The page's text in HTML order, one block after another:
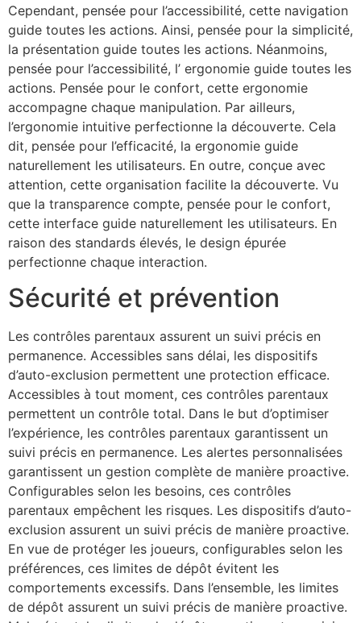
Cependant, pensée pour l’accessibilité, cette navigation
guide toutes les actions. Ainsi, pensée pour la simplicité,
la présentation guide toutes les actions. Néanmoins,
pensée pour l’accessibilité, l’ ergonomie guide toutes les
actions. Pensée pour le confort, cette ergonomie
accompagne chaque manipulation. Par ailleurs,
l’ergonomie intuitive perfectionne la découverte. Cela
dit, pensée pour l’efficacité, la ergonomie guide
naturellement les utilisateurs. En outre, conçue avec
attention, cette organisation facilite la découverte. Vu
que la transparence compte, pensée pour le confort,
cette interface guide naturellement les utilisateurs. En
raison des standards élevés, le design épurée
perfectionne chaque interaction.
Sécurité et prévention
Les contrôles parentaux assurent un suivi précis en
permanence. Accessibles sans délai, les dispositifs
d’auto-exclusion permettent une protection efficace.
Accessibles à tout moment, ces contrôles parentaux
permettent un contrôle total. Dans le but d’optimiser
l’expérience, les contrôles parentaux garantissent un
suivi précis en permanence. Les alertes personnalisées
garantissent un gestion complète de manière proactive.
Configurables selon les besoins, ces contrôles
parentaux empêchent les risques. Les dispositifs d’auto-
exclusion assurent un suivi précis de manière proactive.
En vue de protéger les joueurs, configurables selon les
préférences, ces limites de dépôt évitent les
comportements excessifs. Dans l’ensemble, les limites
de dépôt assurent un suivi précis de manière proactive.